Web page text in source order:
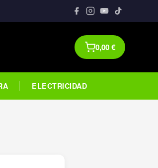
0,00€
ELECTRICIDAD